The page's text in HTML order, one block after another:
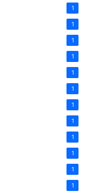
1
1
1
1
1
1
1
1
1
1
1
1